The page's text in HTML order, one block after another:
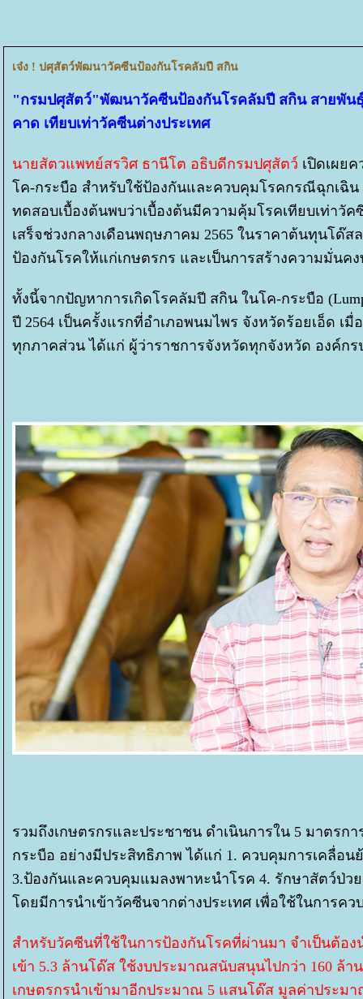
เจ๋ง ! ปศุสัตว์พัฒนาวัคซีนป้องกันโรคลัมปี สกิน
"กรมปศุสัตว์"พัฒนาวัคซีนป้องกันโรคลัมปี สกิน สายพัน
คาด เทียบเท่าวัคซีนต่างประเทศ
นายสัตวแพทย์สรวิศ ธานีโต อธิบดีกรมปศุสัตว์ เปิดเผย
ค-กระบือ สำหรับใช้ป้องกันและควบคุมโรคกรณีฉุกเฉิ
ทดสอบเบื้องต้นพบว่าเบื้องต้นมีความคุ้มโรคเทียบเท่าวั
เสร็จช่วงกลางเดือนพฤษภาคม 2565 ในราคาต้นทุนโด๊ส
ป้องกันโรคให้แก่เกษตรกร และเป็นการสร้างความมั่น
ทั้งนี้จากปัญหาการเกิดโรคลัมปี สกิน ในโค-กระบือ
ปี 2564 เป็นครั้งแรกที่อำเภอพนมไพร จังหวัดร้อยเอ็ด เ
ทุกภาคส่วน ได้แก่ ผู้ว่าราชการจังหวัดทุกจังหวัด องค์ก
รวมถึงเกษตรกรและประชาชน ดำเนินการใน 5 มาตร
กระบือ อย่างมีประสิทธิภาพ ได้แก่ 1. ควบคุมการเคลื่อน
3.ป้องกันและควบคุมแมลงพาหะนำโรค 4. รักษาสัตว์ป่ว
ดยมีการนำเข้าวัคซีนจากต่างประเทศ เพื่อใช้ในการคว
สำหรับวัคซีนที่ใช้ในการป้องกันโรคที่ผ่านมา จำเป็นต้อ
เข้า 5.3 ล้านโด๊ส ใช้งบประมาณสนับสนุนไปกว่า 160 ล้
เกษตรกรนำเข้ามาอีกประมาณ 5 แสนโด๊ส มูลค่าประมา